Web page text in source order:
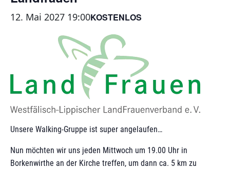
12. Mai 2027 19:00KOSTENLOS
Unsere Walking-Gruppe ist super angelaufen…
Nun möchten wir uns jeden Mittwoch um 19.00 Uhr in
Borkenwirthe an der Kirche treffen, um dann ca. 5 km zu